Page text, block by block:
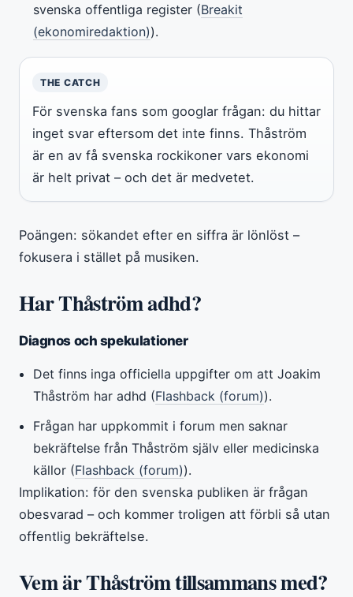
svenska offentliga register (Breakit
(ekonomiredaktion)).
THE CATCH
För svenska fans som googlar frågan: du hittar
inget svar eftersom det inte finns. Thåström
är en av få svenska rockikoner vars ekonomi
är helt privat – och det är medvetet.
Poängen: sökandet efter en siffra är lönlöst –
fokusera i stället på musiken.
Har Thåström adhd?
Diagnos och spekulationer
Det finns inga officiella uppgifter om att Joakim
Thåström har adhd (Flashback (forum)).
Frågan har uppkommit i forum men saknar
bekräftelse från Thåström själv eller medicinska
källor (Flashback (forum)).
Implikation: för den svenska publiken är frågan
obesvarad – och kommer troligen att förbli så utan
offentlig bekräftelse.
Vem är Thåström tillsammans med?